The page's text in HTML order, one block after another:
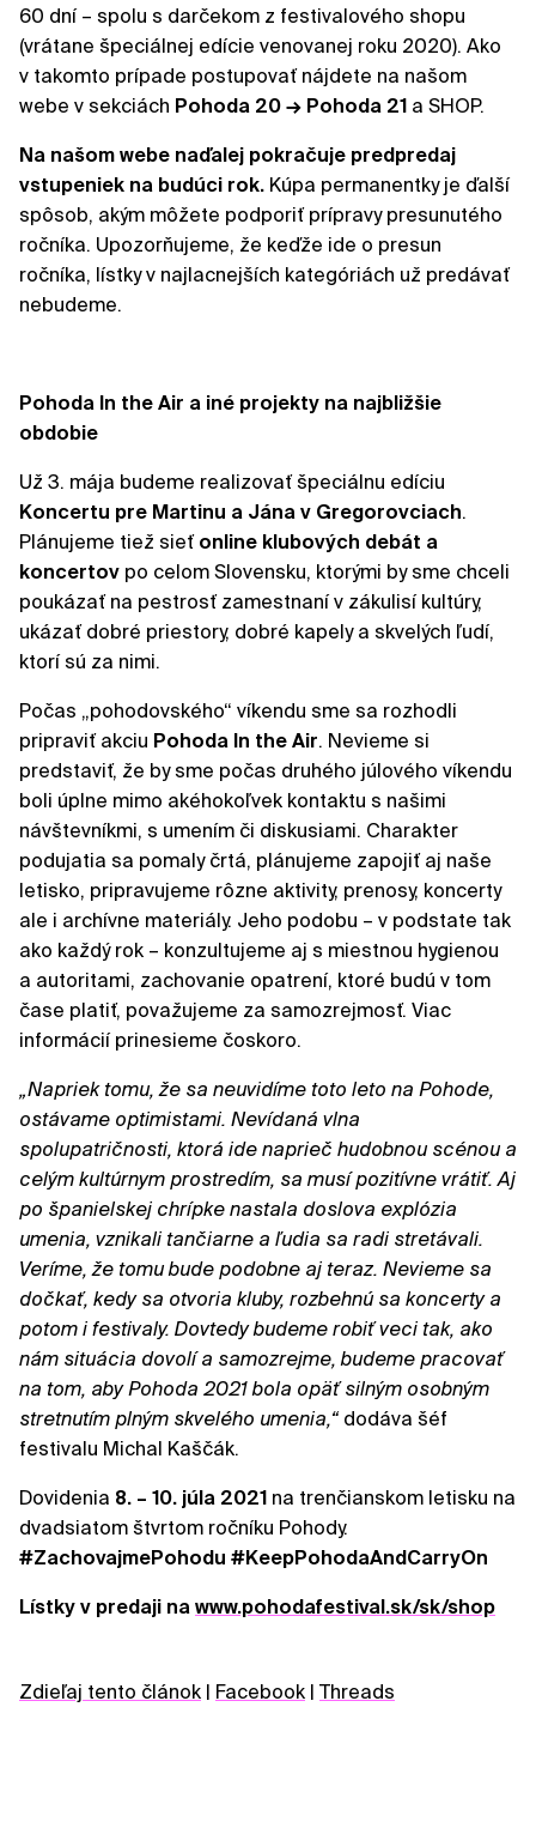
60 dní – spolu s darčekom z festivalového shopu
(vrátane špeciálnej edície venovanej roku 2020). Ako
v takomto prípade postupovať nájdete na našom
webe v sekciách Pohoda 20 → Pohoda 21 a SHOP.
Na našom webe naďalej pokračuje predpredaj
vstupeniek na budúci rok. Kúpa permanentky je ďalší
spôsob, akým môžete podporiť prípravy presunutého
ročníka. Upozorňujeme, že keďže ide o presun
ročníka, lístky v najlacnejších kategóriách už predávať
nebudeme.
Pohoda In the Air a iné projekty na najbližšie
obdobie
Už 3. mája budeme realizovať špeciálnu edíciu
Koncertu pre Martinu a Jána v Gregorovciach.
Plánujeme tiež sieť online klubových debát a
koncertov po celom Slovensku, ktorými by sme chceli
poukázať na pestrosť zamestnaní v zákulisí kultúry,
ukázať dobré priestory, dobré kapely a skvelých ľudí,
ktorí sú za nimi.
Počas „pohodovského“ víkendu sme sa rozhodli
pripraviť akciu Pohoda In the Air. Nevieme si
predstaviť, že by sme počas druhého júlového víkendu
boli úplne mimo akéhokoľvek kontaktu s našimi
návštevníkmi, s umením či diskusiami. Charakter
podujatia sa pomaly črtá, plánujeme zapojiť aj naše
letisko, pripravujeme rôzne aktivity, prenosy, koncerty
ale i archívne materiály. Jeho podobu – v podstate tak
ako každý rok – konzultujeme aj s miestnou hygienou
a autoritami, zachovanie opatrení, ktoré budú v tom
čase platiť, považujeme za samozrejmosť. Viac
informácií prinesieme čoskoro.
„Napriek tomu, že sa neuvidíme toto leto na Pohode,
ostávame optimistami. Nevídaná vlna
spolupatričnosti, ktorá ide naprieč hudobnou scénou a
celým kultúrnym prostredím, sa musí pozitívne vrátiť. Aj
po španielskej chrípke nastala doslova explózia
umenia, vznikali tančiarne a ľudia sa radi stretávali.
Veríme, že tomu bude podobne aj teraz. Nevieme sa
dočkať, kedy sa otvoria kluby, rozbehnú sa koncerty a
potom i festivaly. Dovtedy budeme robiť veci tak, ako
nám situácia dovolí a samozrejme, budeme pracovať
na tom, aby Pohoda 2021 bola opäť silným osobným
stretnutím plným skvelého umenia,“ dodáva šéf
festivalu Michal Kaščák.
Dovidenia 8. – 10. júla 2021 na trenčianskom letisku na
dvadsiatom štvrtom ročníku Pohody.
#ZachovajmePohodu #KeepPohodaAndCarryOn
Lístky v predaji na www.pohodafestival.sk/sk/shop
Zdieľaj tento článok Facebook Threads